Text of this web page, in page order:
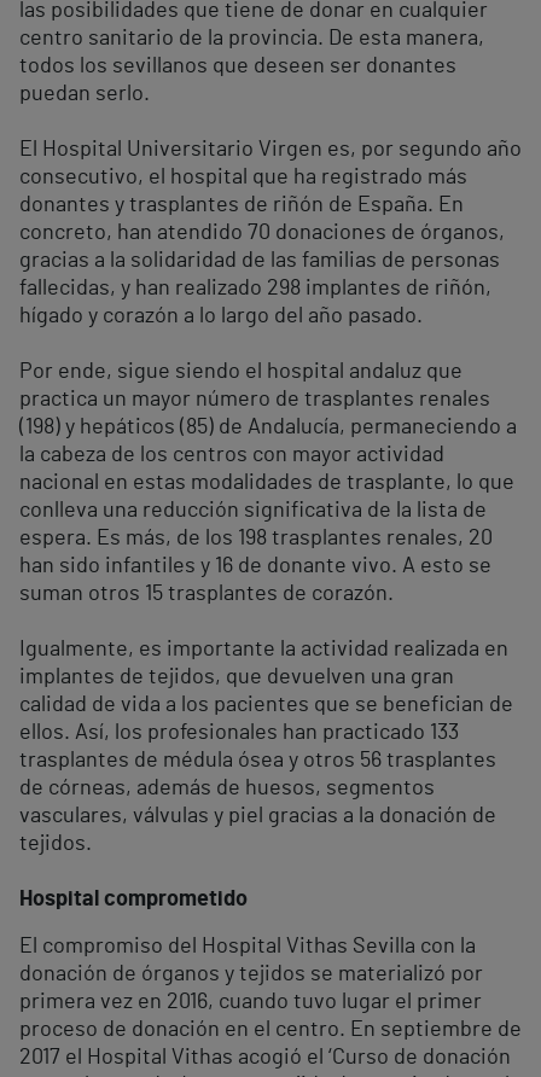
las posibilidades que tiene de donar en cualquier
centro sanitario de la provincia. De esta manera,
todos los sevillanos que deseen ser donantes
puedan serlo.
El Hospital Universitario Virgen es, por segundo año
consecutivo, el hospital que ha registrado más
donantes y trasplantes de riñón de España. En
concreto, han atendido 70 donaciones de órganos,
gracias a la solidaridad de las familias de personas
fallecidas, y han realizado 298 implantes de riñón,
hígado y corazón a lo largo del año pasado.
Por ende, sigue siendo el hospital andaluz que
practica un mayor número de trasplantes renales
(198) y hepáticos (85) de Andalucía, permaneciendo a
la cabeza de los centros con mayor actividad
nacional en estas modalidades de trasplante, lo que
conlleva una reducción significativa de la lista de
espera. Es más, de los 198 trasplantes renales, 20
han sido infantiles y 16 de donante vivo. A esto se
suman otros 15 trasplantes de corazón.
Igualmente, es importante la actividad realizada en
implantes de tejidos, que devuelven una gran
calidad de vida a los pacientes que se benefician de
ellos. Así, los profesionales han practicado 133
trasplantes de médula ósea y otros 56 trasplantes
de córneas, además de huesos, segmentos
vasculares, válvulas y piel gracias a la donación de
tejidos.
Hospital comprometido
El compromiso del Hospital Vithas Sevilla con la
donación de órganos y tejidos se materializó por
primera vez en 2016, cuando tuvo lugar el primer
proceso de donación en el centro. En septiembre de
2017 el Hospital Vithas acogió el ‘Curso de donación